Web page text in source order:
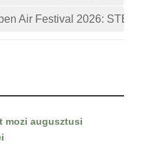
Air Festival 2026:
mozi augusztusi